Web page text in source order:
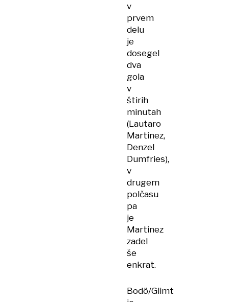
v
prvem
delu
je
dosegel
dva
gola
v
štirih
minutah
(Lautaro
Martinez,
Denzel
Dumfries),
v
drugem
polčasu
pa
je
Martinez
zadel
še
enkrat.
Bodö/Glimt